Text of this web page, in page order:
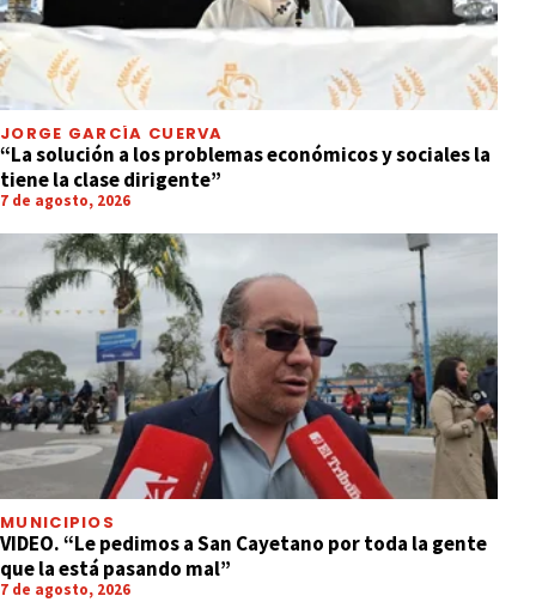
JORGE GARCÍA CUERVA
“La solución a los problemas económicos y sociales la
tiene la clase dirigente”
7 de agosto, 2026
MUNICIPIOS
VIDEO. “Le pedimos a San Cayetano por toda la gente
que la está pasando mal”
7 de agosto, 2026